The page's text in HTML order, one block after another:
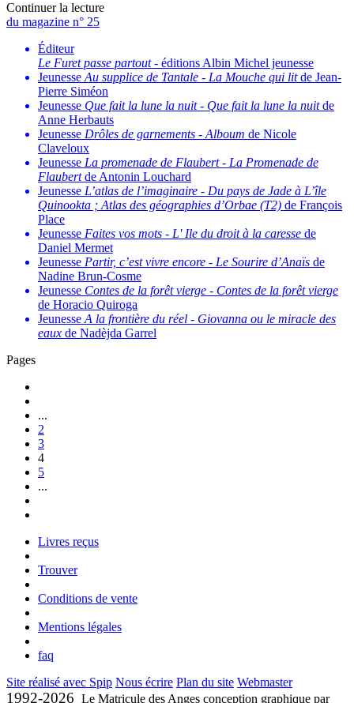
Continuer la lecture
du magazine n° 25
Éditeur
Le Furet passe partout - éditions Albin Michel jeunesse
JeunesseAu supplice de Tantale - La Mouche qui litde Jean-
Pierre Siméon
Jeunesse Que fait la lune la nuit - Que fait la lune la nuitde
Anne Herbauts
Jeunesse Drôles de garnements -Alboum de Nicole
Claveloux
Jeunesse La promenade de Flaubert - La Promenade de
Flaubertde Antonin Louchard
Jeunesse L’atlas de l’imaginaire - Du pays de Jade à L’île
Quinookta ; Atlas des géographies d’Orbae (T2) de François
Place
Jeunesse Faites vos mots - L' Ile du droit à la caresse de
Daniel Mermet
Jeunesse Partir, c’est vivre encore - Le Sourire d’Anaïs de
Nadine Brun-Cosme
Jeunesse Contes de la forêt vierge - Contes de la forêt vierge
de Horacio Quiroga
JeunesseA la frontière du réel - Giovanna ou le miracle des
eaux de Nadèjda Garrel
Pages
...
2
3
4
5
...
Livres reçus
Trouver
Conditions de vente
Mentions légales
faq
Site réalisé avec Spip Nous écrire Plan du site Webmaster
1992-2026 Le Matricule des Anges conception graphique par